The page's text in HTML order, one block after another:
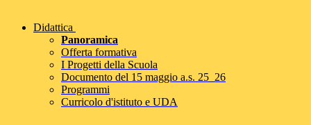
Didattica
Panoramica
Offerta formativa
I Progetti della Scuola
Documento del 15 maggio a.s. 25_26
Programmi
Curricolo d'istituto e UDA